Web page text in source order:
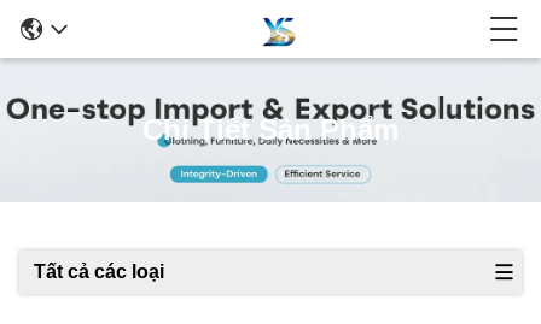
Chi Tiết Sản Phẩm
Tất cả các loại